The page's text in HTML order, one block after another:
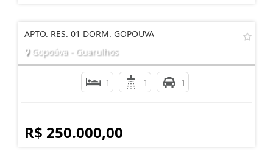
APTO. RES. 01 DORM. GOPOUVA
Gopoúva - Guarulhos
1 1 1
R$ 250.000,00